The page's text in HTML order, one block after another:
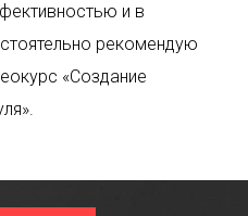
и в
рекомендую
«Создание